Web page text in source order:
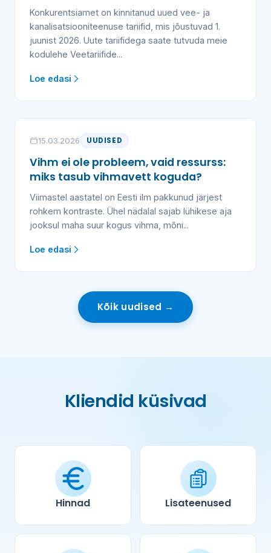
Konkurentsiamet on kinnitanud uued vee- ja
kanalisatsiooniteenuse tariifid, mis jõustuvad 1.
juunist 2026. Uute tariifidega saate tutvuda meie
kodulehe Veetariifide...
Loe edasi
15.03.2026 UUDISED
Vihm ei ole probleem, vaid ressurss:
miks tasub vihmavett koguda?
Viimastel aastatel on Eesti ilm pakkunud järjest
rohkem kontraste. Ühel nädalal sajab lühikese aja
jooksul maha suur kogus vihma, mõni...
Loe edasi
Kõik uudised →
Kliendid küsivad
Hinnad Lisateenused